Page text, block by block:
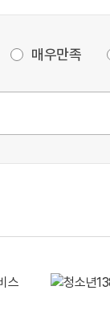
매우만족